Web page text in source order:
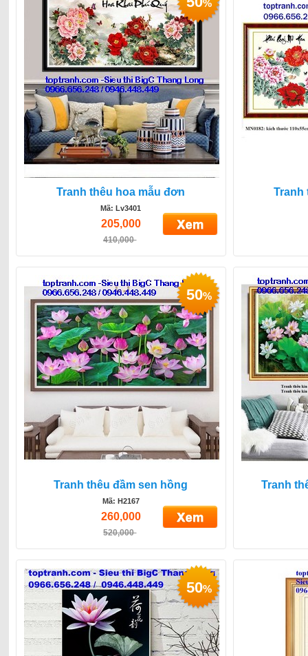
Tranh thêu hoa mẫu đơn
Mã: Lv3401
205,000
410,000
%
Tranh
Tranh thêu đầm sen hồng
Mã: H2167
260,000
520,000
50%
Tranh
50%